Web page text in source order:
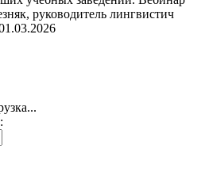
руководитель лингвистич